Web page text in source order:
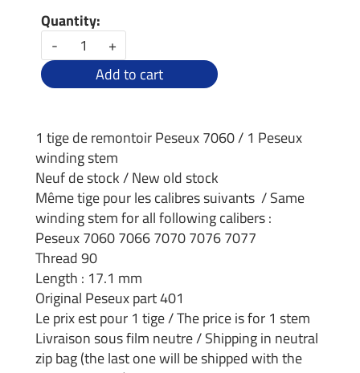
Quantity:
-
+
Add to cart
1 tige de remontoir Peseux 7060 / 1 Peseux
winding stem
Neuf de stock / New old stock
Même tige pour les calibres suivants / Same
winding stem for all following calibers :
Peseux 7060 7066 7070 7076 7077
Thread 90
Length : 17.1 mm
Original Peseux part 401
Le prix est pour 1 tige / The price is for 1 stem
Livraison sous film neutre / Shipping in neutral
zip bag (the last one will be shipped with the